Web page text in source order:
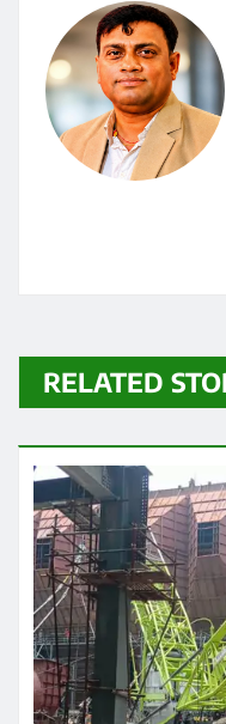
छत्तीसगढ़ ब्रेकिंग न्यूज़
छत्तीसगढ़ के रायपुर
गुरुवार को हादसा हो
Praveen Kumar